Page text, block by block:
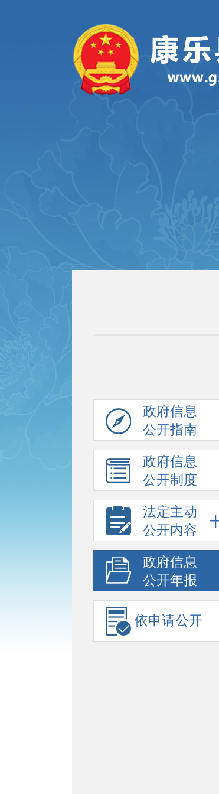
政府信息
公开指南
政府信息
公开制度
法定主动
公开内容
政府信息
公开年报
依申请公开